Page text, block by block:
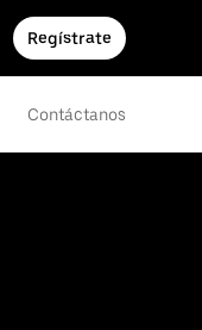
Regístrate
Contáctanos